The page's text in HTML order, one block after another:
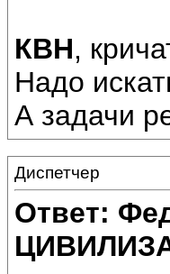
КВН,
Надо
А задачи
Диспетчер
Ответ: